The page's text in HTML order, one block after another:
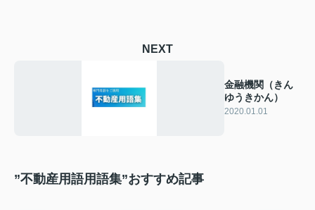
NEXT
金融機関（きん
ゆうきかん）
2020.01.01
”不動産用語用語集”おすすめ記事